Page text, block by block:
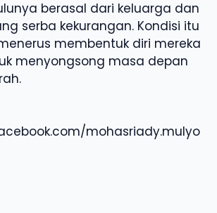
berasal dari keluarga dan
serba kekurangan. Kondisi itu
membentuk diri mereka
menyongsong masa depan
mohasriady.mulyo